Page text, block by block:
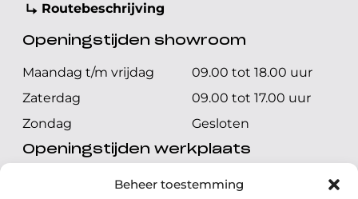
Beheer toestemming
Routebeschrijving
Openingstijden showroom
Maandag t/m vrijdag
09.00 tot 18.00 uur
Zaterdag
09.00 tot 17.00 uur
Zondag
Gesloten
Openingstijden werkplaats
Maandag t/m vrijdag
08.00 tot 17.00 uur